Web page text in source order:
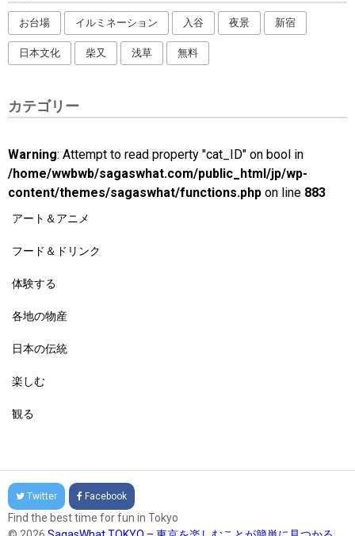
お台場 イルミネーション 入谷 夜景 新宿
日本文化 柴又 浅草 無料
カテゴリー
Warning: Attempt to read property "cat_ID" on bool in
/home/wwbwb/sagaswhat.com/public_html/jp/wp-
content/themes/sagaswhat/functions.php on line 883
アート＆アニメ
フード＆ドリンク
体験する
各地の物産
日本の伝統
楽しむ
観る
Twitter Facebook
Find the best time for fun in Tokyo